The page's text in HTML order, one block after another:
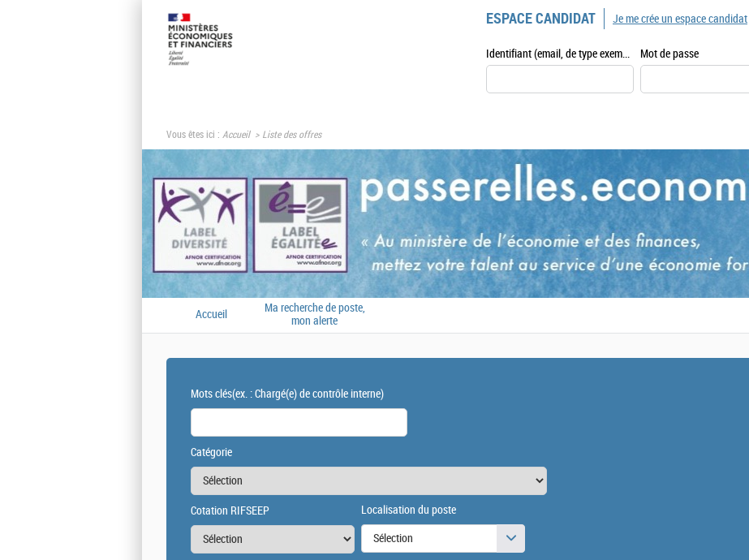
ESPACE CANDIDAT
Identifiant (email, de type exemple@exemple.fr) Mot de passe
Je me crée un espace candidat
Vous êtes ici : Accueil Liste des offres
Accueil
Ma recherche de poste,
mon alerte
Mots clés(ex. : Chargé(e) de contrôle interne)
Catégorie
Cotation RIFSEEP Localisation du poste
Sélection